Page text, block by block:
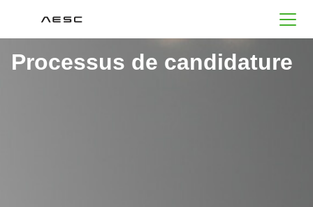
AESC
Processus de candidature